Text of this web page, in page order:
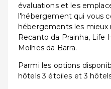
évaluations et les
l'hébergement qui vous
hébergements les mieux
Recanto da Prainha, Life
Molhes da Barra.
Parmi les options
hôtels 3 étoiles et 3